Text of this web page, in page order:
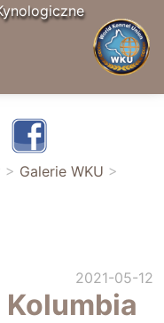
> Galerie WKU >
2021-05-12